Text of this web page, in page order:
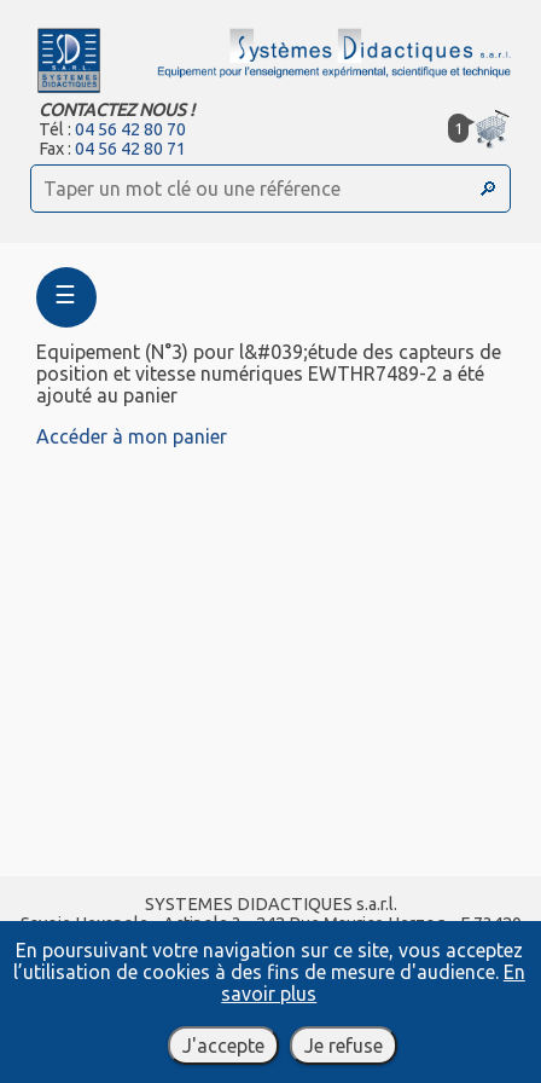
En poursuivant votre navigation sur ce site, vous acceptez
l’utilisation de cookies à des fins de mesure d'audience. En
savoir plus
J'accepte Je refuse
CONTACTEZ NOUS !
Tél :04 56 42 80 70
Fax :04 56 42 80 71
1
☰
Equipement (N°3) pour l&#039;étude des capteurs de
position et vitesse numériques EWTHR7489-2 a été
ajouté au panier
Accéder à mon panier
SYSTEMES DIDACTIQUES s.a.r.l.
Savoie Hexapole - Actipole 3 - 242 Rue Maurice Herzog - F 73420
VIVIERS DU LAC
Tel : 04 56 42 80 70| Fax :04 56 42 80 71
xavier.granjon@systemes-didactiques.fr
www.systemes-didactiques.fr